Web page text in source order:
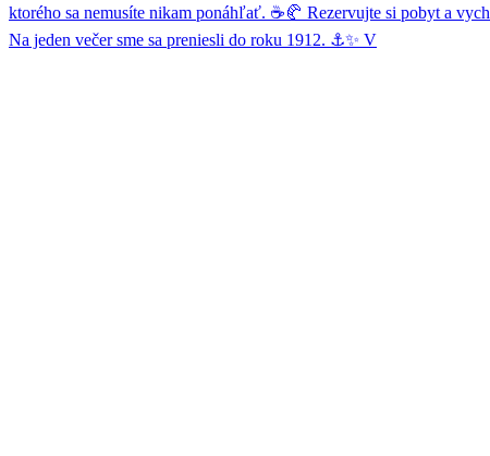
Na jeden večer sme sa preniesli do roku 1912. ⚓✨ V